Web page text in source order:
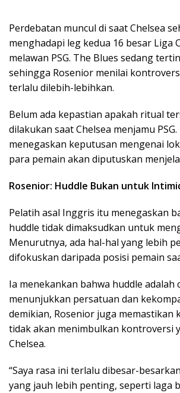
Perdebatan muncul di saat Chelsea
menghadapi leg kedua 16 besar Liga
melawan PSG. The Blues sedang
sehingga Rosenior menilai
terlalu dilebih-lebihkan.
Belum ada kepastian apakah ritual
dilakukan saat Chelsea menjamu
menegaskan keputusan mengenai
para pemain akan diputuskan
Rosenior: Huddle Bukan untuk
Pelatih asal Inggris itu menegaskan
huddle tidak dimaksudkan untuk
Menurutnya, ada hal-hal yang lebih
difokuskan daripada posisi pemain
Ia menekankan bahwa huddle adalah
menunjukkan persatuan dan
demikian, Rosenior juga memastikan
tidak akan menimbulkan kontroversi
Chelsea.
“Saya rasa ini terlalu dibesar-
yang jauh lebih penting, seperti laga